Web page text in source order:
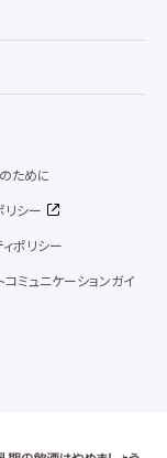
ために
リシー
ポリシー
ミュニケーションガイ